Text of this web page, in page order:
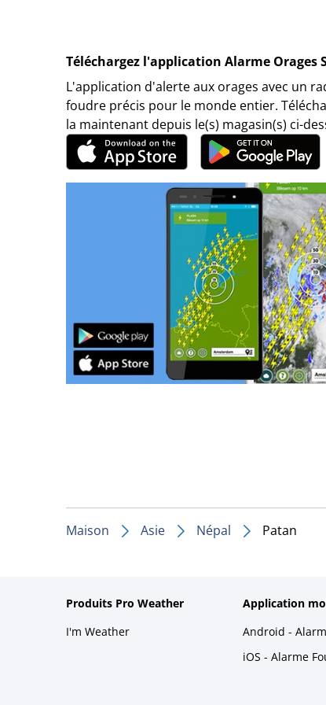
Téléchargez l'application Alarme Orages
L'application d'alerte aux orages avec un
foudre précis pour le monde entier.
la maintenant depuis le(s) magasin(s) ci-
Maison Asie Népal Patan
Produits Pro Weather
I'm Weather
Application
Android -
iOS - Alarme